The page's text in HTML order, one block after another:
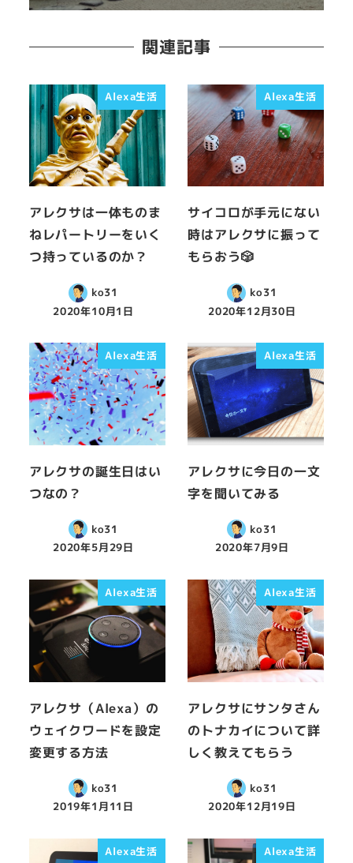
関連記事
Alexa生活
アレクサは一体ものま
ねレパートリーをいく
つ持っているのか？
ko31
2020年10月1日
Alexa生活
サイコロが手元にない
時はアレクサに振って
もらおう🎲
ko31
2020年12月30日
Alexa生活
アレクサの誕生日はい
つなの？
ko31
2020年5月29日
Alexa生活
アレクサに今日の一文
字を聞いてみる
ko31
2020年7月9日
Alexa生活
アレクサ（Alexa）の
ウェイクワードを設定
変更する方法
ko31
2019年1月11日
Alexa生活
アレクサにサンタさん
のトナカイについて詳
しく教えてもらう
ko31
2020年12月19日
Alexa生活 Alexa生活